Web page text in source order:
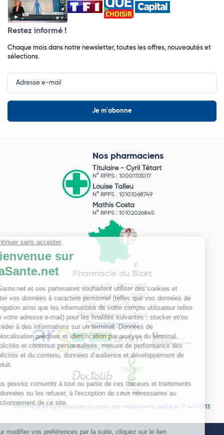
Restez informé !
Chaque mois dans notre newsletter, toutes les offres, nouveautés et
sélections.
Input
Newsletter
Nos pharmaciens
Titulaire - Cyril Tétart
N° RPPS : 10001113017
Louise Talleu
N° RPPS : 10101068749
Mathis Costa
N° RPPS : 10102026845
Pharmacie du Bizet
Licence ARS : 590009874
Licence Ordinale : 126921
49 boulevard Bizet
59650 Villeneuve d'Ascq
Contactez-nous !
Pharmacie en ligne autorisée à vendre des médicaments depuis le 17 avril 2013